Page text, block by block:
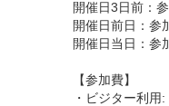
開催日3日前：
開催日前日：参
開催日当日：参
【参加費】
・ビジター利